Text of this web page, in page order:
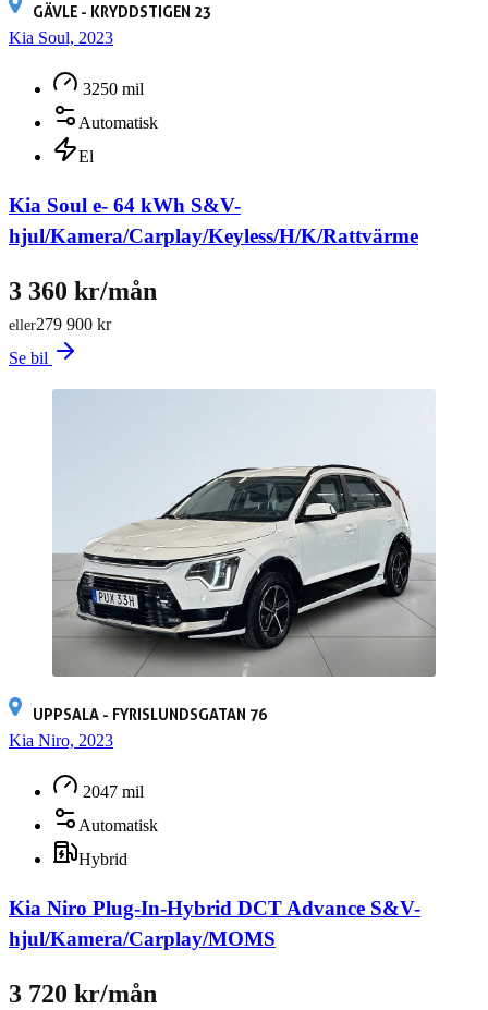
GÄVLE - KRYDDSTIGEN 23
Kia Soul, 2023
3250 mil
Automatisk
El
Kia Soul e- 64 kWh S&V-
hjul/Kamera/Carplay/Keyless/H/K/Rattvärme
279 900 kr
eller
3 360 kr/mån
Se bil
UPPSALA - FYRISLUNDSGATAN 76
Kia Niro, 2023
2047 mil
Automatisk
Hybrid
Kia Niro Plug-In-Hybrid DCT Advance S&V-
hjul/Kamera/Carplay/MOMS
3 720 kr/mån